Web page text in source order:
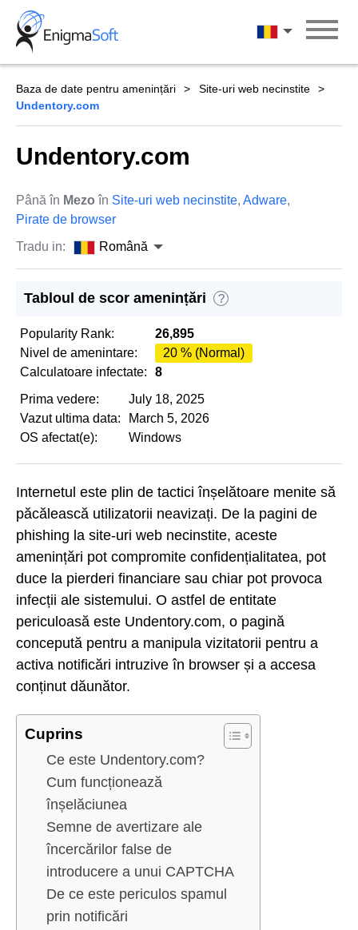
Skip
content
Română
Baza de date pentru amenințări
Site-uri web necinstite
Undentory.com
Undentory.com
Până în Mezo în Site-uri web necinstite, Adware,
Pirate de browser
Tradu in:
Română
Tabloul de scor amenințări ?
Popularity Rank:
26,895
Nivel de amenintare:
20 % (Normal)
Calculatoare infectate:
8
Prima vedere:
July 18, 2025
Vazut ultima data:
March 5, 2026
OS afectat(e):
Windows
Internetul este plin de tactici înșelătoare menite să
păcălească utilizatorii neavizați. De la pagini de
phishing la site-uri web necinstite, aceste
amenințări pot compromite confidențialitatea, pot
duce la pierderi financiare sau chiar pot provoca
infecții ale sistemului. O astfel de entitate
periculoasă este Undentory.com, o pagină
concepută pentru a manipula vizitatorii pentru a
activa notificări intruzive în browser și a accesa
conținut dăunător.
Cuprins
Ce este Undentory.com?
Cum funcționează
înșelăciunea
Semne de avertizare ale
încercărilor false de
introducere a unui CAPTCHA
De ce este periculos spamul
prin notificări